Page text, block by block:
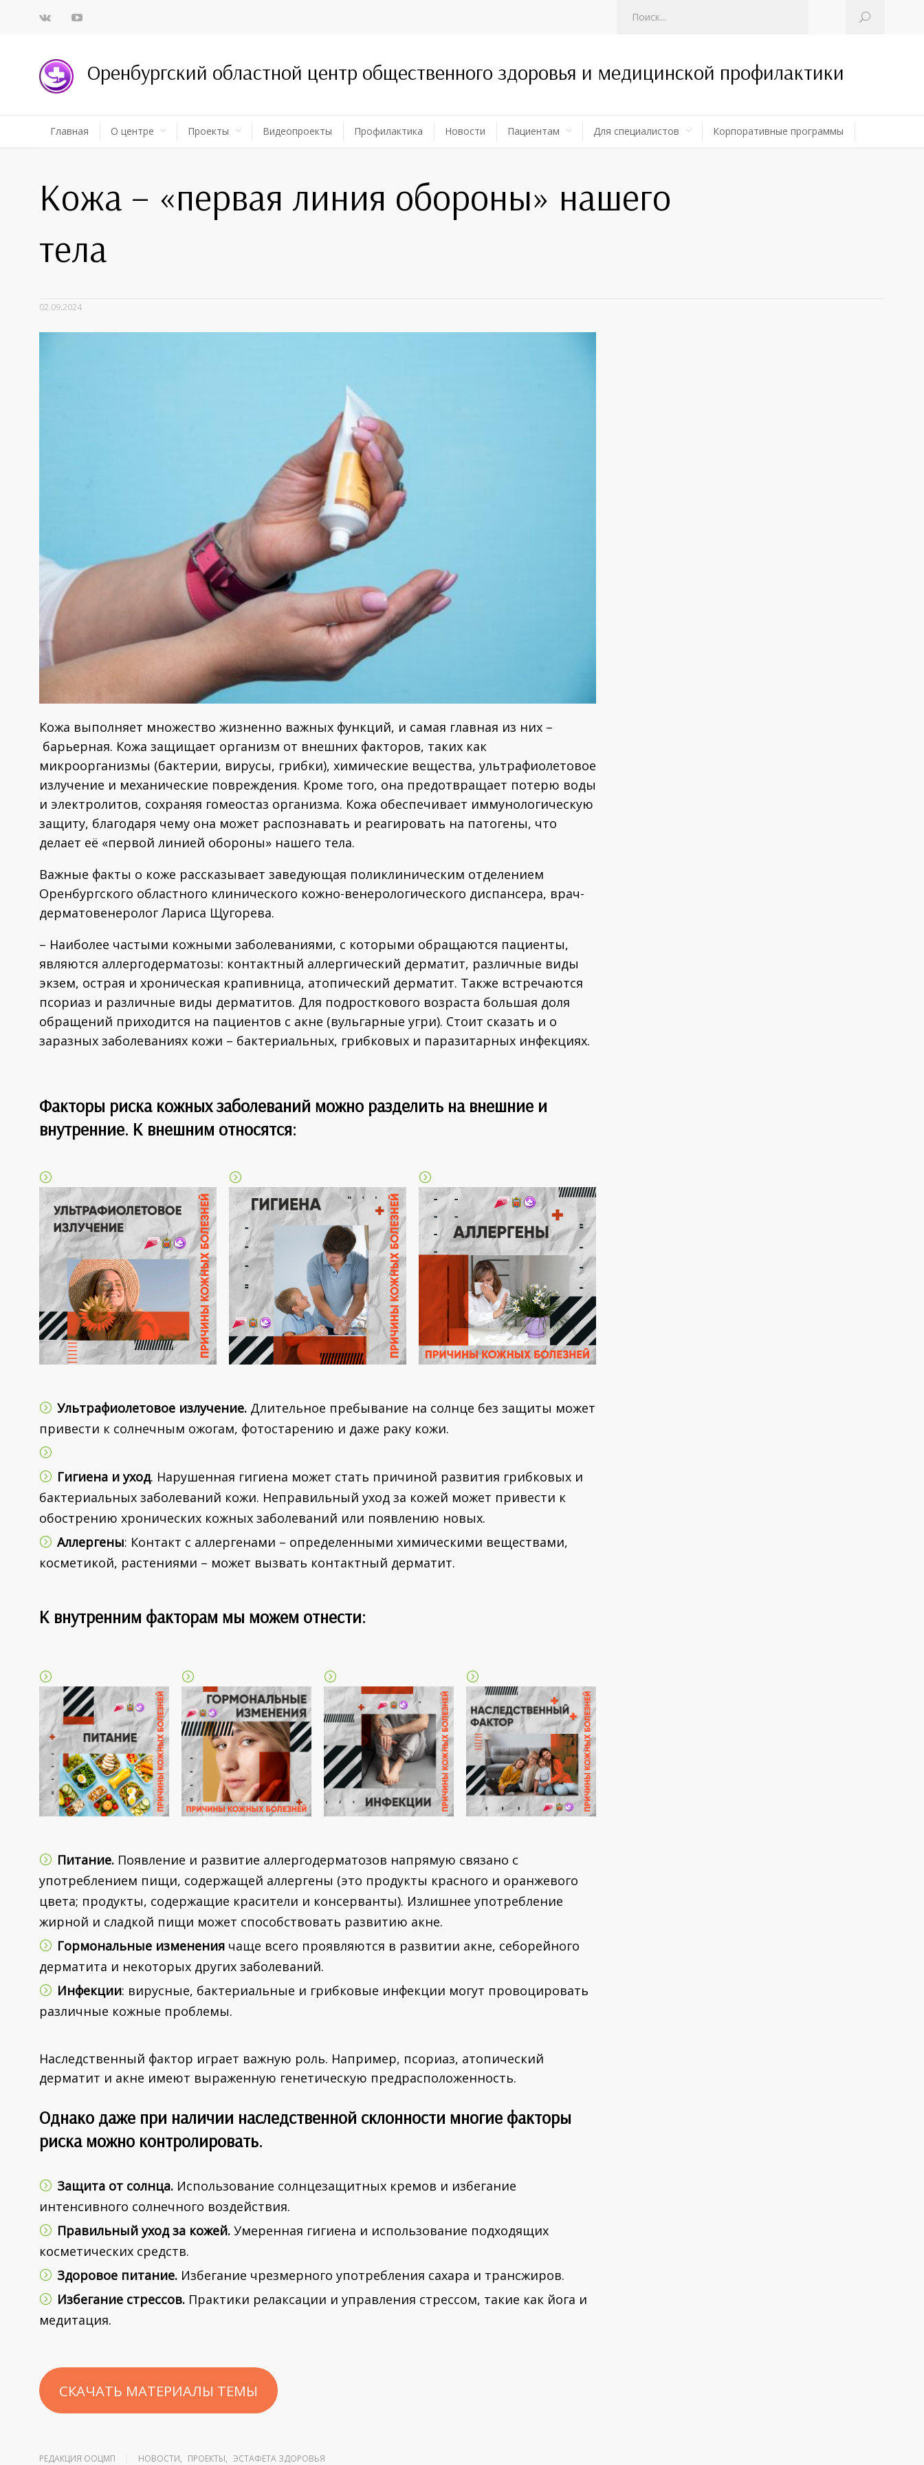
Оренбургский областной центр общественного здоровья и медицинской профилактики
Главная О центре Проекты Видеопроекты Профилактика Новости Пациентам Для специалистов Корпоративные программы
Кожа – «первая линия обороны» нашего
тела
02.09.2024
Кожа выполняет множество жизненно важных функций, и самая главная из них –
барьерная. Кожа защищает организм от внешних факторов, таких как
микроорганизмы (бактерии, вирусы, грибки), химические вещества, ультрафиолетовое
излучение и механические повреждения. Кроме того, она предотвращает потерю воды
и электролитов, сохраняя гомеостаз организма. Кожа обеспечивает иммунологическую
защиту, благодаря чему она может распознавать и реагировать на патогены, что
делает её «первой линией обороны» нашего тела.
Важные факты о коже рассказывает заведующая поликлиническим отделением
Оренбургского областного клинического кожно-венерологического диспансера, врач-
дерматовенеролог Лариса Щугорева.
– Наиболее частыми кожными заболеваниями, с которыми обращаются пациенты,
являются аллергодерматозы: контактный аллергический дерматит, различные виды
экзем, острая и хроническая крапивница, атопический дерматит. Также встречаются
псориаз и различные виды дерматитов. Для подросткового возраста большая доля
обращений приходится на пациентов с акне (вульгарные угри). Стоит сказать и о
заразных заболеваниях кожи – бактериальных, грибковых и паразитарных инфекциях.
Факторы риска кожных заболеваний можно разделить на внешние и
внутренние. К внешним относятся:
Ультрафиолетовое излучение. Длительное пребывание на солнце без защиты может
привести к солнечным ожогам, фотостарению и даже раку кожи.
Гигиена и уход. Нарушенная гигиена может стать причиной развития грибковых и
бактериальных заболеваний кожи. Неправильный уход за кожей может привести к
обострению хронических кожных заболеваний или появлению новых.
Аллергены: Контакт с аллергенами – определенными химическими веществами,
косметикой, растениями – может вызвать контактный дерматит.
К внутренним факторам мы можем отнести:
Питание. Появление и развитие аллергодерматозов напрямую связано с
употреблением пищи, содержащей аллергены (это продукты красного и оранжевого
цвета; продукты, содержащие красители и консерванты). Излишнее употребление
жирной и сладкой пищи может способствовать развитию акне.
Гормональные изменения чаще всего проявляются в развитии акне, себорейного
дерматита и некоторых других заболеваний.
Инфекции: вирусные, бактериальные и грибковые инфекции могут провоцировать
различные кожные проблемы.
Наследственный фактор играет важную роль. Например, псориаз, атопический
дерматит и акне имеют выраженную генетическую предрасположенность.
Однако даже при наличии наследственной склонности многие факторы
риска можно контролировать.
Защита от солнца. Использование солнцезащитных кремов и избегание
интенсивного солнечного воздействия.
Правильный уход за кожей. Умеренная гигиена и использование подходящих
косметических средств.
Здоровое питание. Избегание чрезмерного употребления сахара и трансжиров.
Избегание стрессов. Практики релаксации и управления стрессом, такие как йога и
медитация.
СКАЧАТЬ МАТЕРИАЛЫ ТЕМЫ
РЕДАКЦИЯ ООЦМП НОВОСТИ, ПРОЕКТЫ, ЭСТАФЕТА ЗДОРОВЬЯ